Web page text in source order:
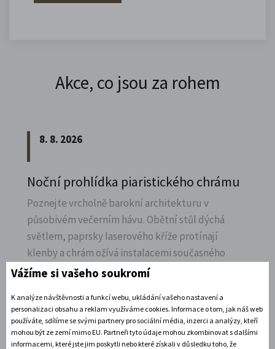
Akce, co jsou za rohem
8. 8. 2026
Noční prohlídka piaristického chrámu
Poznejte vrcholně barokní architekturu v
působivém večerním hávu. Obětní stůl dýchá
světlem, paprsky laserového kříže protínají
klenby a chrám ožívá instalacemi současného
umění.
Rozbalte si další akce
11. 8. 2026
19:30 - 22:00
Vážíme si vašeho soukromí
K analýze návštěvnosti a funkcí webu, ukládání vašeho nastavení a
personalizaci obsahu a reklam využíváme cookies. Informace o tom, jak náš web
používáte, sdílíme se svými partnery pro sociální média, inzerci a analýzy, kteří
mohou být ze zemí mimo EU. Partneři tyto údaje mohou zkombinovat s dalšími
informacemi, které jste jim poskytli nebo které získali v důsledku toho, že